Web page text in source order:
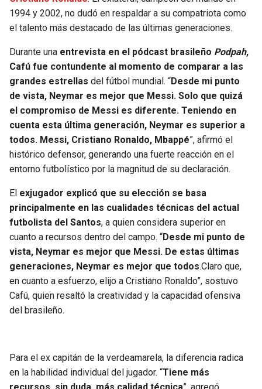
VIKINGS
PANTHERS
SAINTS
BUCCANEERS
THUNDER
JAZZ
1994 y 2002, no dudó en respaldar a su compatriota como
el talento más destacado de las últimas generaciones.
Durante una entrevista en el pódcast brasileño Podpah,
Cafú fue contundente al momento de comparar a las
grandes estrellas del fútbol mundial. “Desde mi punto
de vista, Neymar es mejor que Messi. Solo que quizá
el compromiso de Messi es diferente. Teniendo en
cuenta esta última generación, Neymar es superior a
todos. Messi, Cristiano Ronaldo, Mbappé”, afirmó el
histórico defensor, generando una fuerte reacción en el
entorno futbolístico por la magnitud de su declaración.
El exjugador explicó que su elección se basa
principalmente en las cualidades técnicas del actual
futbolista del Santos, a quien considera superior en
cuanto a recursos dentro del campo. “Desde mi punto de
vista, Neymar es mejor que Messi. De estas últimas
generaciones, Neymar es mejor que todos.Claro que,
en cuanto a esfuerzo, elijo a Cristiano Ronaldo”, sostuvo
Cafú, quien resaltó la creatividad y la capacidad ofensiva
del brasileño.
Para el ex capitán de la verdeamarela, la diferencia radica
en la habilidad individual del jugador. “Tiene más